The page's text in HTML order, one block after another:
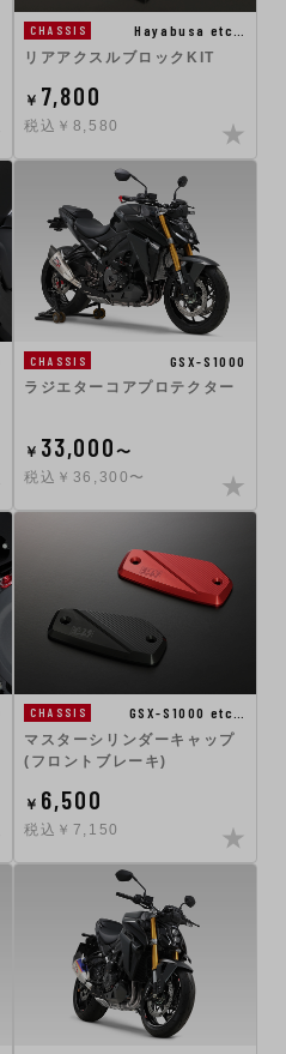
CHASSIS
Hayabusa etc…
リアアクスルブロックKIT
￥ 7,800
税込￥8,580
CHASSIS
GSX-S1000
ラジエターコアプロテクター
￥ 33,000〜
税込￥36,300〜
CHASSIS
GSX-S1000 etc…
マスターシリンダーキャップ
(フロントブレーキ)
￥ 6,500
税込￥7,150